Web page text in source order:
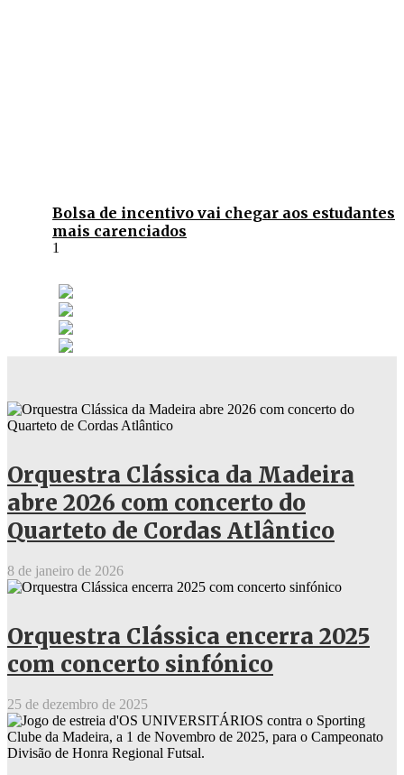
Bolsa de incentivo vai chegar aos estudantes
mais carenciados
Orquestra Clássica da Madeira
abre 2026 com concerto do
Quarteto de Cordas Atlântico
8 de janeiro de 2026
Orquestra Clássica encerra 2025
com concerto sinfónico
25 de dezembro de 2025